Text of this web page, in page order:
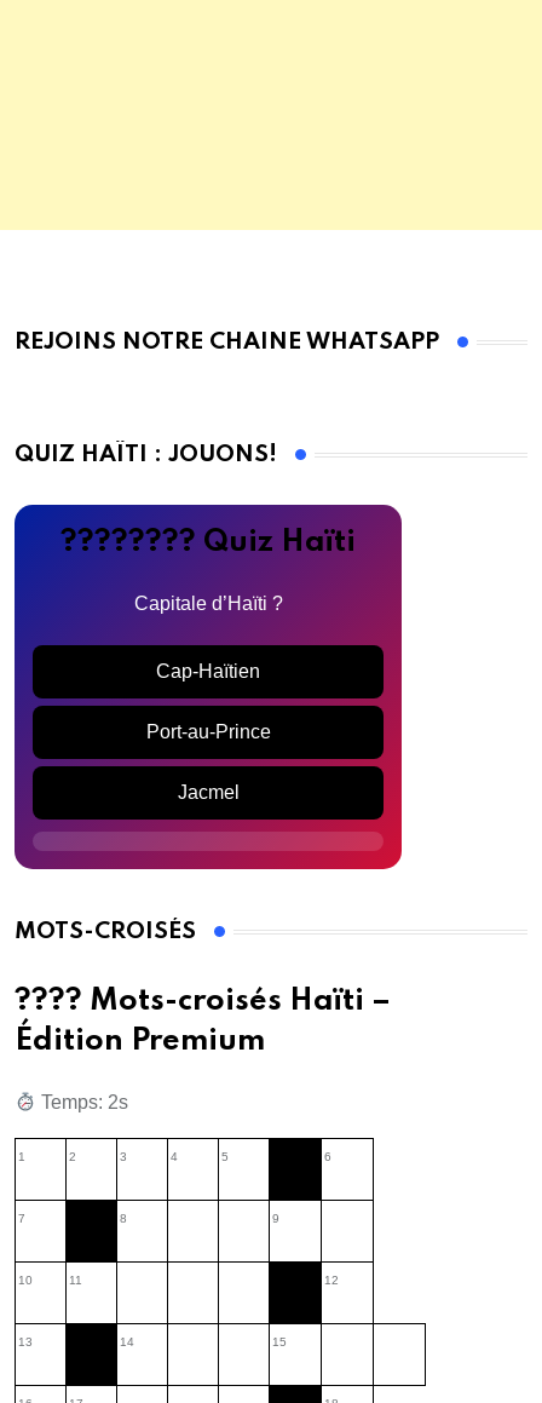
REJOINS NOTRE CHAINE WHATSAPP
QUIZ HAÏTI : JOUONS!
???????? Quiz Haïti
Capitale d’Haïti ?
Cap-Haïtien
Port-au-Prince
Jacmel
MOTS-CROISÉS
???? Mots-croisés Haïti –
Édition Premium
Temps: 3s
1 2 3 4 5 6
7 8 9
10 11 12
13 14 15